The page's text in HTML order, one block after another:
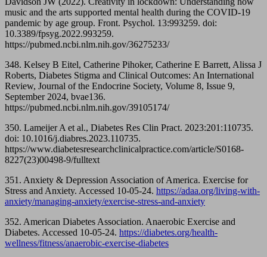
music and the arts supported mental health during the COVID-19
pandemic by age group. Front. Psychol. 13:993259. doi:
10.3389/fpsyg.2022.993259.
https://pubmed.ncbi.nlm.nih.gov/36275233/
348. Kelsey B Eitel, Catherine Pihoker, Catherine E Barrett, Alissa J
Roberts, Diabetes Stigma and Clinical Outcomes: An International
Review, Journal of the Endocrine Society, Volume 8, Issue 9,
September 2024, bvae136.
https://pubmed.ncbi.nlm.nih.gov/39105174/
350. Lameijer A et al., Diabetes Res Clin Pract. 2023:201:110735.
doi: 10.1016/j.diabres.2023.110735.
https://www.diabetesresearchclinicalpractice.com/article/S0168-
8227(23)00498-9/fulltext
351. Anxiety & Depression Association of America. Exercise for
Stress and Anxiety. Accessed 10-05-24. https://adaa.org/living-with-
anxiety/managing-anxiety/exercise-stress-and-anxiety
352. American Diabetes Association. Anaerobic Exercise and
Diabetes. Accessed 10-05-24. https://diabetes.org/health-
wellness/fitness/anaerobic-exercise-diabetes